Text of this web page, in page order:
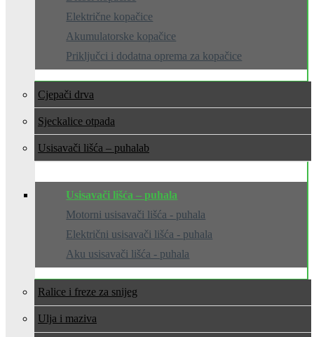
Električne kopačice
Akumulatorske kopačice
Priključci i dodatna oprema za kopačice
Cjepači drva
Sjeckalice otpada
Usisavači lišća – puhala
Usisavači lišća – puhala
Motorni usisavači lišća - puhala
Električni usisavači lišća - puhala
Aku usisavači lišća - puhala
Ralice i freze za snijeg
Ulja i maziva